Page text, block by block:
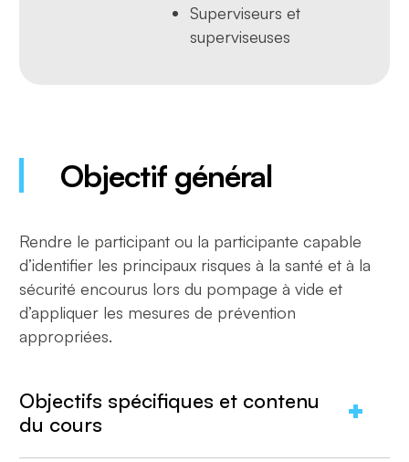
Superviseurs et
superviseuses
Objectif général
Rendre le participant ou la participante capable
d’identifier les principaux risques à la santé et à la
sécurité encourus lors du pompage à vide et
d’appliquer les mesures de prévention
appropriées.
Objectifs spécifiques et contenu
du cours